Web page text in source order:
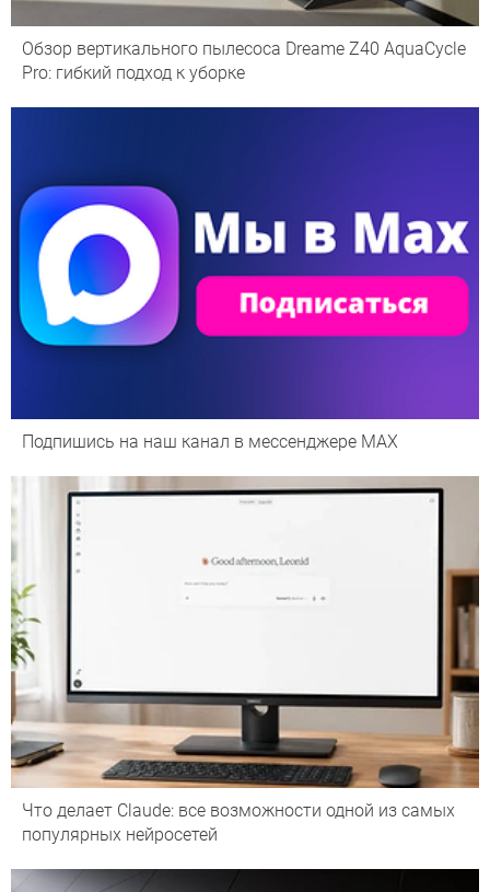
Обзор вертикального пылесоса Dreame Z40 AquaCycle
Pro: гибкий подход к уборке
Подпишись на наш канал в мессенджере МАХ
Что делает Сlaude: все возможности одной из самых
популярных нейросетей